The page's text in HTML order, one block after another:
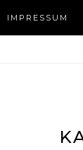
IMPRESSUM